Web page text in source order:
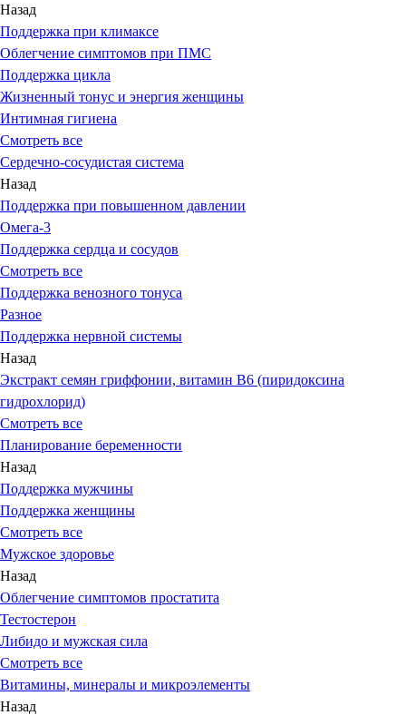
Назад
Поддержка при климаксе
Облегчение симптомов при ПМС
Поддержка цикла
Жизненный тонус и энергия женщины
Интимная гигиена
Смотреть все
Сердечно-сосудистая система
Назад
Поддержка при повышенном давлении
Омега-3
Поддержка сердца и сосудов
Смотреть все
Поддержка венозного тонуса
Разное
Поддержка нервной системы
Назад
Экстракт семян гриффонии, витамин В6 (пиридоксина
гидрохлорид)
Смотреть все
Планирование беременности
Назад
Поддержка мужчины
Поддержка женщины
Смотреть все
Мужское здоровье
Назад
Облегчение симптомов простатита
Тестостерон
Либидо и мужская сила
Смотреть все
Витамины, минералы и микроэлементы
Назад